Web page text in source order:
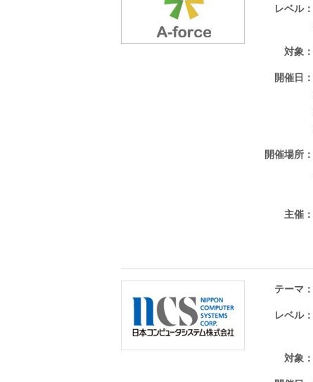
レベル
対象
開催日
開催場所
主催
テーマ
レベル
対象